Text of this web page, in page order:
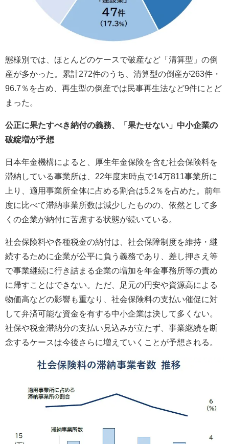
態様別では、ほとんどのケースで破産など「清算型」の倒
産が多かった。累計272件のうち、清算型の倒産が263件・
96.7％を占め、再生型の倒産では民事再生法など9件にとど
まった。
公正に果たすべき納付の義務、「果たせない」中小企業の
破綻増が予想
日本年金機構によると、厚生年金保険を含む社会保険料を
滞納している事業所は、22年度末時点で14万811事業所に
上り、適用事業所全体に占める割合は5.2％を占めた。前年
度に比べて滞納事業所数は減少したものの、依然として多
くの企業が納付に苦慮する状態が続いている。
社会保険料や各種税金の納付は、社会保障制度を維持・継
続するために企業が公平に負う義務であり、差し押さえ等
で事業継続に行き詰まる企業の増加を年金事務所等の責め
に帰すことはできない。ただ、足元の円安や資源高による
物価高などの影響も重なり、社会保険料の支払い催促に対
して弁済可能な資金を有する中小企業は決して多くない。
社保や税金滞納分の支払い見込みが立たず、事業継続を断
念するケースは今後さらに増えていくことが予想される。